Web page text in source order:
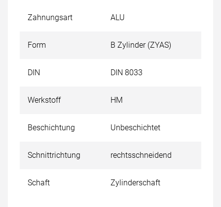
Zahnungsart ALU
Form B Zylinder (ZYAS)
DIN DIN 8033
Werkstoff HM
Beschichtung Unbeschichtet
Schnittrichtung rechtsschneidend
Schaft Zylinderschaft